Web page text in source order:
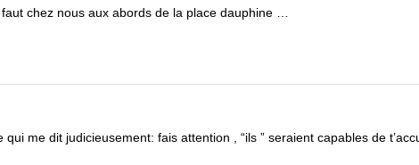
chez nous aux abords de la place dauphine …
me dit judicieusement: fais attention , “ils ” seraient capables de